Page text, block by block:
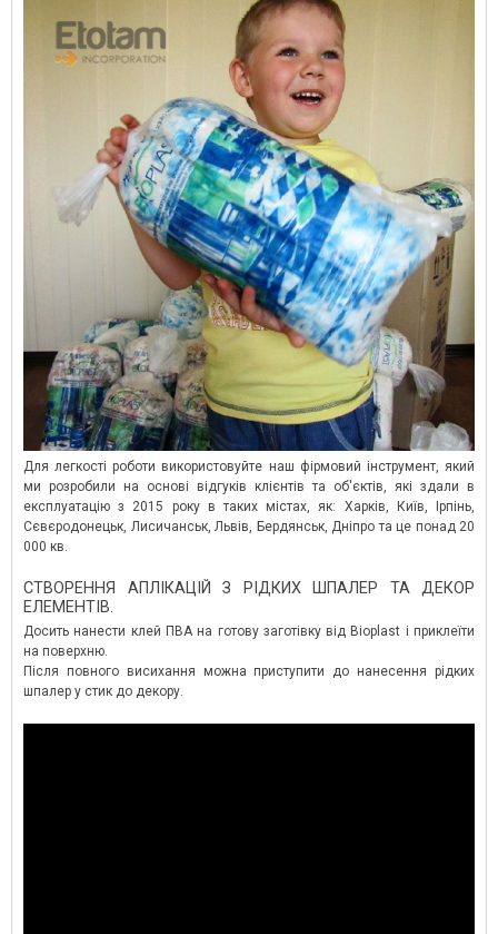
Для легкості роботи використовуйте наш фірмовий інструмент, який
ми розробили на основі відгуків клієнтів та об'єктів, які здали в
експлуатацію з 2015 року в таких містах, як: Харків, Київ, Ірпінь,
Сєвєродонецьк, Лисичанськ, Львів, Бердянськ, Дніпро та це понад 20
000 кв.
СТВОРЕННЯ АПЛІКАЦІЙ З РІДКИХ ШПАЛЕР ТА ДЕКОР
ЕЛЕМЕНТІВ.
Досить нанести клей ПВА на готову заготівку від Bioplast і приклеїти
на поверхню.
Після повного висихання можна приступити до нанесення рідких
шпалер у стик до декору.